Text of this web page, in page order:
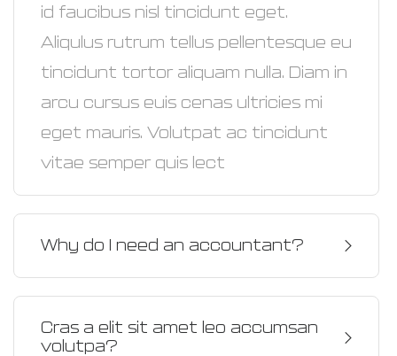
id faucibus nisl tincidunt eget.
Aliqulus rutrum tellus pellentesque eu
tincidunt tortor aliquam nulla. Diam in
arcu cursus euis cenas ultricies mi
eget mauris. Volutpat ac tincidunt
vitae semper quis lect
Why do I need an accountant?
Cras a elit sit amet leo accumsan
volutpa?